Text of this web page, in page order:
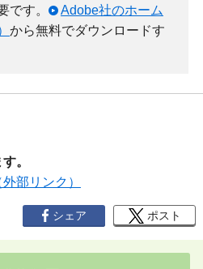
です。
Adobe社のホーム
から無料でダウンロードす
。
部リンク）
シェア ポスト